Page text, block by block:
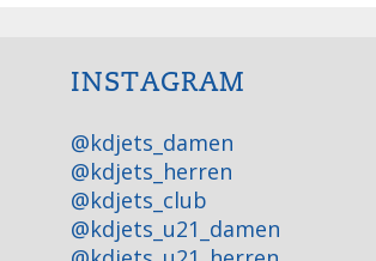
INSTAGRAM
@kdjets_damen
@kdjets_herren
@kdjets_club
@kdjets_u21_damen